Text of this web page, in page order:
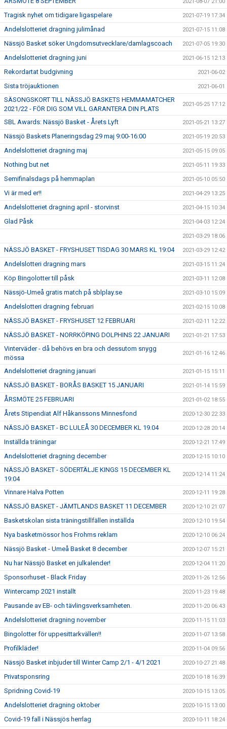
2021-08-07 21:00
Tragisk nyhet om tidigare ligaspelare 2021-07-19 17:34
Andelslotteriet dragning julimånad 2021-07-15 11:08
Nässjö Basket söker Ungdomsutvecklare/damlagscoach 2021-07-05 19:30
Andelslotteriet dragning juni 2021-06-15 12:13
Rekordartat budgivning 2021-06-02
Sista tröjauktionen 2021-06-01
SÄSONGSKORT TILL NÄSSJÖ BASKETS HEMMAMATCHER
2021/22 - FÖR DIG SOM VILL GARANTERA DIN PLATS
2021-05-25 17:12
SBL Awards: Nässjö Basket - Årets Lyft 2021-05-21 13:27
Nässjö Baskets Planeringsdag 29 maj 9:00-16:00 2021-05-19 20:53
Andelslotteriet dragning maj 2021-05-15 09:05
Nothing but net 2021-05-11 19:33
Semifinalsdags på hemmaplan 2021-05-10 05:50
Vi är med er!! 2021-04-29 13:25
Andelslotteriet dragning april - storvinst 2021-04-15 10:34
Glad Påsk 2021-04-03 12:24
2021-03-29 18:06
NÄSSJÖ BASKET - FRYSHUSET TISDAG 30 MARS KL 19:04 2021-03-29 12:42
Andelslotteri dragning mars 2021-03-15 11:24
Köp Bingolotter till påsk 2021-03-11 12:08
Nässjö-Umeå gratis match på sblplay.se 2021-03-10 15:09
Andelslotteri dragning februari 2021-02-15 10:08
NÄSSJÖ BASKET - FRYSHUSET 12 FEBRUARI 2021-02-11 12:22
NÄSSJÖ BASKET - NORRKÖPING DOLPHINS 22 JANUARI 2021-01-21 17:53
Vinterväder - då behövs en bra och dessutom snygg
mössa
2021-01-16 12:46
Andelslotteriet dragning januari 2021-01-15 15:11
NÄSSJÖ BASKET - BORÅS BASKET 15 JANUARI 2021-01-14 15:59
ÅRSMÖTE 25 FEBRUARI 2021-01-02 18:55
Årets Stipendiat Alf Håkanssons Minnesfond 2020-12-30 22:33
NÄSSJÖ BASKET - BC LULEÅ 30 DECEMBER KL 19.04 2020-12-28 20:14
Inställda träningar 2020-12-21 17:49
Andelslotteriet dragning december 2020-12-15 10:10
NÄSSJÖ BASKET - SÖDERTÄLJE KINGS 15 DECEMBER KL
19:04
2020-12-14 11:24
Vinnare Halva Potten 2020-12-11 19:28
NÄSSJÖ BASKET - JÄMTLANDS BASKET 11 DECEMBER 2020-12-10 21:07
Basketskolan sista träningstillfällen inställda 2020-12-10 19:54
Nya basketmössor hos Frohms reklam 2020-12-10 06:24
Nässjö Basket - Umeå Basket 8 december 2020-12-07 15:21
Nu har Nässjö Basket en julkalender! 2020-12-04 11:20
Sponsorhuset - Black Friday 2020-11-26 12:56
Wintercamp 2021 inställt 2020-11-23 19:48
Pausande av EB- och tävlingsverksamheten. 2020-11-20 06:43
Andelslotteriet dragning november 2020-11-15 11:03
Bingolotter för uppesittarkvällen!! 2020-11-07 13:58
Profilkläder! 2020-11-04 09:56
Nässjö Basket inbjuder till Winter Camp 2/1 - 4/1 2021 2020-10-27 21:48
Privatsponsring 2020-10-18 16:39
Spridning Covid-19 2020-10-15 13:05
Andelslotteriet dragning oktober 2020-10-15 13:00
Covid-19 fall i Nässjös herrlag 2020-10-11 18:24